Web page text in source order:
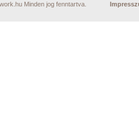
Minden jog fenntartva.